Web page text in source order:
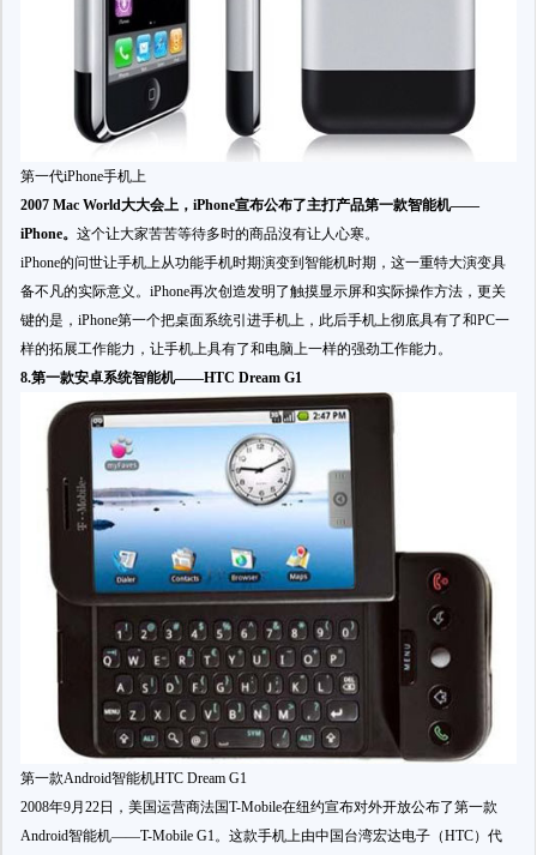
第一代iPhone手机上
2007 Mac World大大会上，iPhone宣布公布了主打产品第一款智能机——
iPhone。 这个让大家苦苦等待多时的商品沒有让人心寒。
iPhone的问世让手机上从功能手机时期演变到智能机时期，这一重特大演变具
备不凡的实际意义。iPhone再次创造发明了触摸显示屏和实际操作方法，更关
键的是，iPhone第一个把桌面系统引进手机上，此后手机上彻底具有了和PC一
样的拓展工作能力，让手机上具有了和电脑上一样的强劲工作能力。
8.第一款安卓系统智能机——HTC Dream G1
第一款Android智能机HTC Dream G1
2008年9月22日，美国运营商法国T-Mobile在纽约宣布对外开放公布了第一款
Android智能机——T-Mobile G1。这款手机上由中国台湾宏达电子（HTC）代